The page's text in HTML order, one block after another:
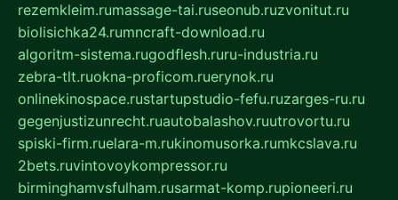
rezemkleim.rumassage-tai.ruseonub.ruzvonitut.ru
biolisichka24.rumncraft-download.ru
algoritm-sistema.rugodflesh.ruru-industria.ru
zebra-tlt.ruokna-proficom.ruerynok.ru
onlinekinospace.rustartupstudio-fefu.ruzarges-ru.ru
gegenjustizunrecht.ruautobalashov.ruutrovortu.ru
spiski-firm.ruelara-m.rukinomusorka.rumkcslava.ru
2bets.ruvintovoykompressor.ru
birminghamvsfulham.rusarmat-komp.rupioneeri.ru